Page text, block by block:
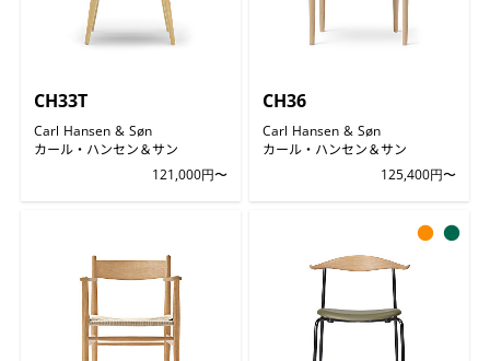
CH33T
Carl Hansen & Søn
カール・ハンセン＆サン
121,000円〜
CH36
Carl Hansen & Søn
カール・ハンセン＆サン
125,400円〜
● ●